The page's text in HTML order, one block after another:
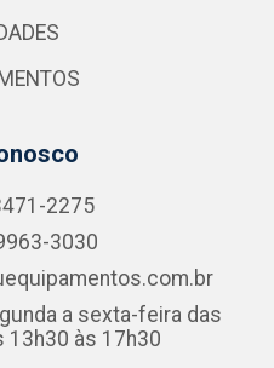
2275
3030
a sexta-feira das
13h30 às 17h30